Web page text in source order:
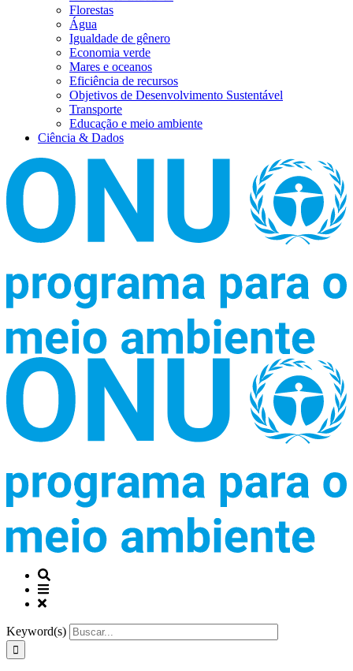
Florestas
Água
Igualdade de gênero
Economia verde
Mares e oceanos
Eficiência de recursos
Objetivos de Desenvolvimento Sustentável
Transporte
Educação e meio ambiente
Ciência & Dados
Keyword(s)